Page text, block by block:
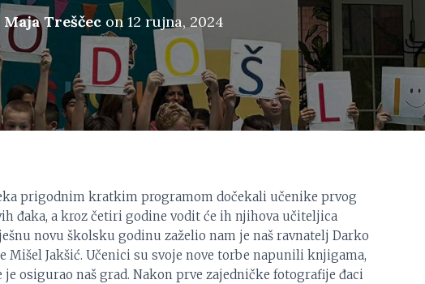
Maja Treščecon 12 rujna, 2024
prigodnim kratkim programom dočekali učenike prvog
đaka, a kroz četiri godine vodit će ih njihova učiteljica
novu školsku godinu zaželio nam je naš ravnatelj Darko
Mišel Jakšić. Učenici su svoje nove torbe napunili knjigama,
osigurao naš grad. Nakon prve zajedničke fotografije đaci